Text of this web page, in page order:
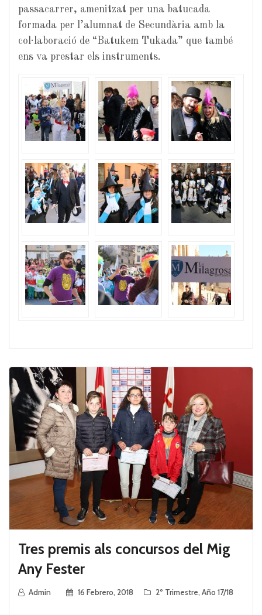
passacarrer, amenitzat per una batucada
formada per l’alumnat de Secundària amb la
col·laboració de “Batukem Tukada” que també
ens va prestar els instruments.
Tres premis als concursos del Mig
Any Fester
Admin 16 Febrero, 2018 2º Trimestre, Año 17/18